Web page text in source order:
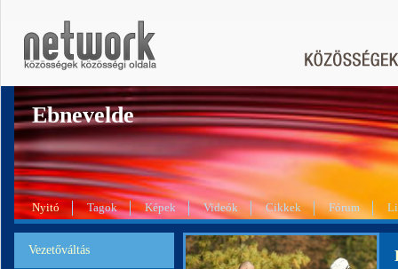
Ebnevelde
Nyitó Tagok Képek Videók Cikkek Fórum
Vezetőváltás